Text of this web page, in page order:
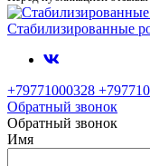
+79771000328
Обратный звонок
Обратный звонок
Имя